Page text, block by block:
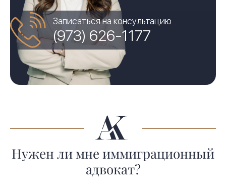
Записаться на консультацию
(973) 626-1177
Нужен ли мне иммиграционный
адвокат?